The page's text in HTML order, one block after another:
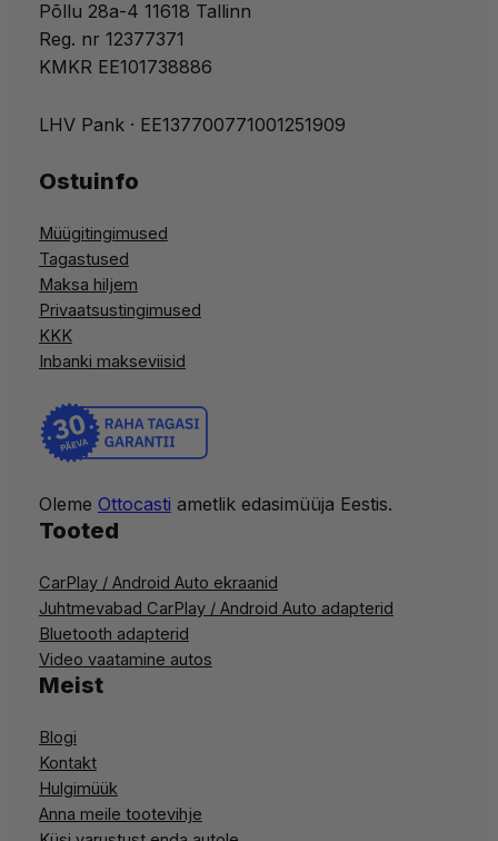
Põllu 28a-4 11618 Tallinn
Reg. nr 12377371
KMKR EE101738886
LHV Pank · EE137700771001251909
Ostuinfo
Müügitingimused
Tagastused
Maksa hiljem
Privaatsustingimused
KKK
Inbanki makseviisid
Oleme Ottocasti ametlik edasimüüja Eestis.
Tooted
CarPlay / Android Auto ekraanid
Juhtmevabad CarPlay / Android Auto adapterid
Bluetooth adapterid
Video vaatamine autos
Meist
Blogi
Kontakt
Hulgimüük
Anna meile tootevihje